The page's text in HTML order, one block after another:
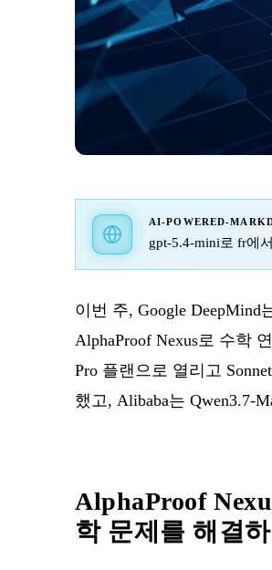
AI-POWERED-
gpt-5.4-mini로 fr에
이번 주, Google
AlphaProof Nexus로 수학
Pro 플랜으로 열리고
했고, Alibaba는 Qwen3.7-
AlphaProof
학 문제를 해결